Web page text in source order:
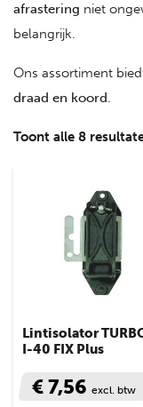
afrastering niet
belangrijk.
Ons assortiment
draad en koord.
Toont alle 8
Lintisolator
I-40 FIX Plus
€ 7,56 excl. btw